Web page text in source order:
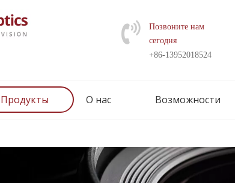
Позвоните нам
сегодня
+86-13952018524
Продукты О нас Возможности